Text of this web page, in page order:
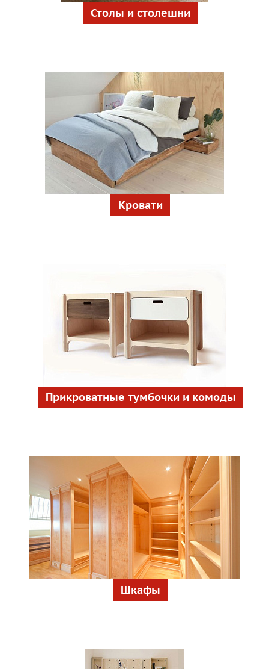
Столы и столешни
Кровати
Прикроватные тумбочки и комоды
Шкафы